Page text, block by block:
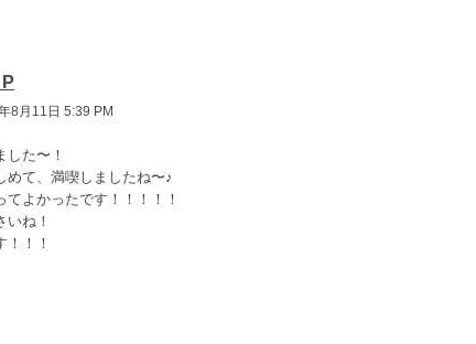
8月11日 5:39 PM
した〜！
めて、満喫しましたね〜♪
よかったです！！！！！
いね！
！！！